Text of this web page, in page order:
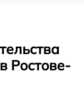
Ростове-